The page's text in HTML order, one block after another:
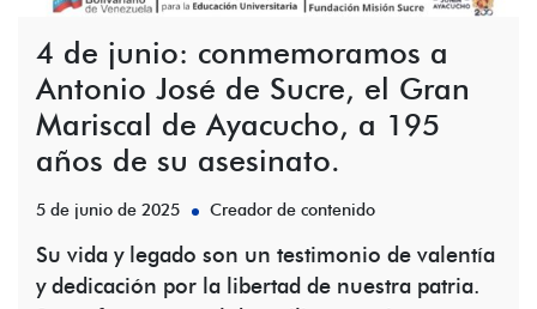
4 de junio: conmemoramos a
Antonio José de Sucre, el Gran
Mariscal de Ayacucho, a 195
años de su asesinato.
5 de junio de 2025 Creador de contenido
Su vida y legado son un testimonio de valentía
y dedicación por la libertad de nuestra patria.